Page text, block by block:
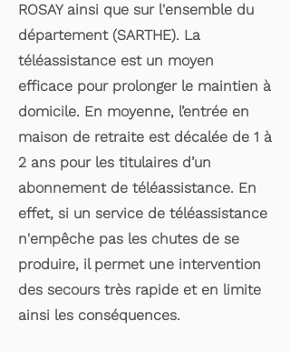
ROSAY ainsi que sur l'ensemble du
département (SARTHE). La
téléassistance est un moyen
efficace pour prolonger le maintien à
domicile. En moyenne, l’entrée en
maison de retraite est décalée de 1 à
2 ans pour les titulaires d’un
abonnement de téléassistance. En
effet, si un service de téléassistance
n'empêche pas les chutes de se
produire, il permet une intervention
des secours très rapide et en limite
ainsi les conséquences.